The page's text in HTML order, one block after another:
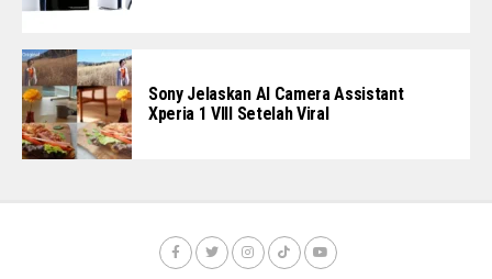
Sony Jelaskan AI Camera Assistant
Xperia 1 VIII Setelah Viral